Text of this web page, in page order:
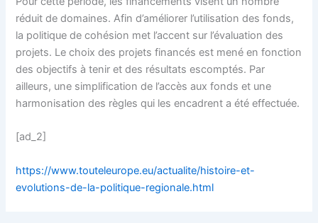
réduit de domaines. Afin d’améliorer l’utilisation des fonds,
la politique de cohésion met l’accent sur l’évaluation des
projets. Le choix des projets financés est mené en fonction
des objectifs à tenir et des résultats escomptés. Par
ailleurs, une simplification de l’accès aux fonds et une
harmonisation des règles qui les encadrent a été effectuée.
[ad_2]
https://www.touteleurope.eu/actualite/histoire-et-
evolutions-de-la-politique-regionale.html